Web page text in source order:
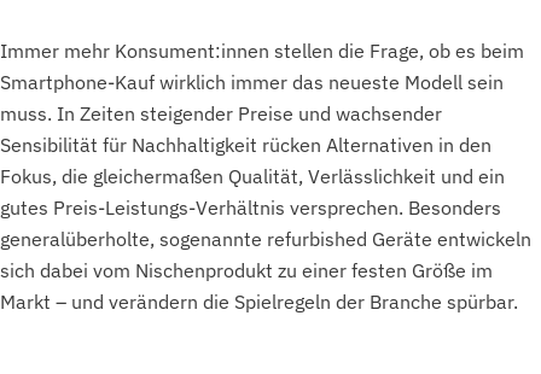
Immer mehr Konsument:innen stellen die Frage, ob es beim
Smartphone-Kauf wirklich immer das neueste Modell sein
muss. In Zeiten steigender Preise und wachsender
Sensibilität für Nachhaltigkeit rücken Alternativen in den
Fokus, die gleichermaßen Qualität, Verlässlichkeit und ein
gutes Preis-Leistungs-Verhältnis versprechen. Besonders
generalüberholte, sogenannte refurbished Geräte entwickeln
sich dabei vom Nischenprodukt zu einer festen Größe im
Markt – und verändern die Spielregeln der Branche spürbar.